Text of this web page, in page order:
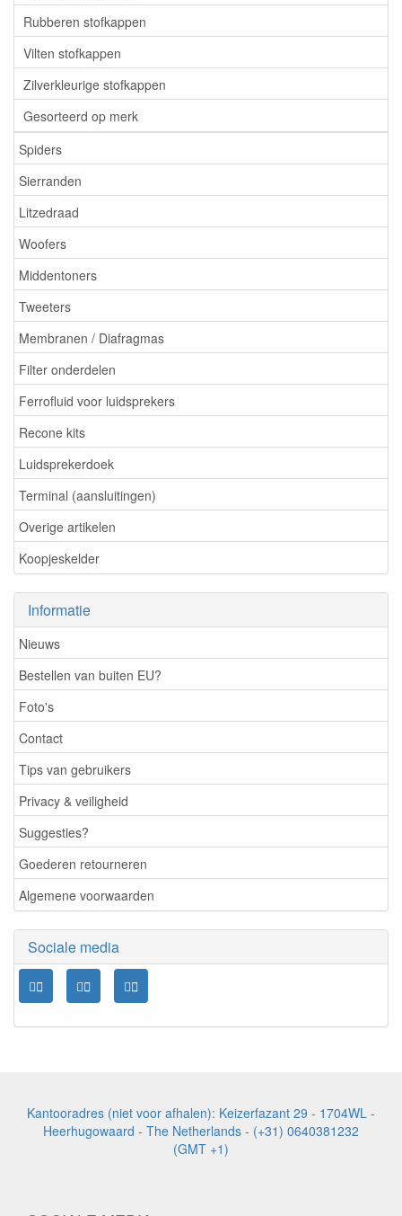
Rubberen stofkappen
Vilten stofkappen
Zilverkleurige stofkappen
Gesorteerd op merk
Spiders
Sierranden
Litzedraad
Woofers
Middentoners
Tweeters
Membranen / Diafragmas
Filter onderdelen
Ferrofluid voor luidsprekers
Recone kits
Luidsprekerdoek
Terminal (aansluitingen)
Overige artikelen
Koopjeskelder
Informatie
Nieuws
Bestellen van buiten EU?
Foto's
Contact
Tips van gebruikers
Privacy & veiligheid
Suggesties?
Goederen retourneren
Algemene voorwaarden
Sociale media
Kantooradres (niet voor afhalen): Keizerfazant 29 - 1704WL -
Heerhugowaard - The Netherlands - (+31) 0640381232
(GMT +1)